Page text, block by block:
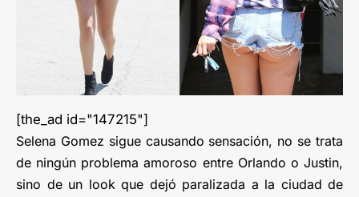
[the_ad id="147215"]
Selena Gomez sigue causando sensación, no se trata
de ningún problema amoroso entre Orlando o Justin,
sino de un look que dejó paralizada a la ciudad de